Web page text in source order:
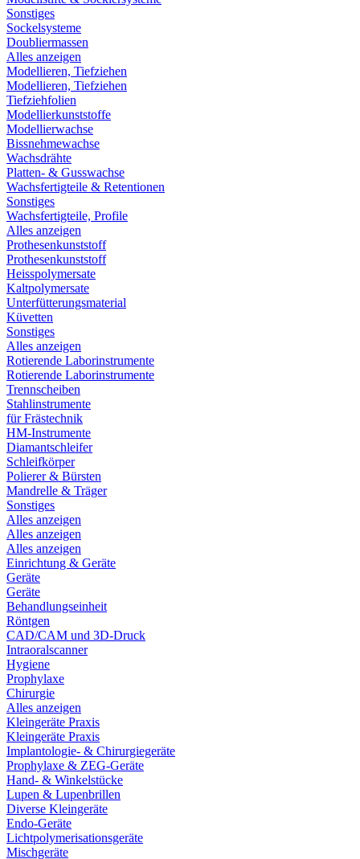
Sonstiges
Sockelsysteme
Doubliermassen
Alles anzeigen
Modellieren, Tiefziehen
Modellieren, Tiefziehen
Tiefziehfolien
Modellierkunststoffe
Modellierwachse
Bissnehmewachse
Wachsdrähte
Platten- & Gusswachse
Wachsfertigteile & Retentionen
Sonstiges
Wachsfertigteile, Profile
Alles anzeigen
Prothesenkunststoff
Prothesenkunststoff
Heisspolymersate
Kaltpolymersate
Unterfütterungsmaterial
Küvetten
Sonstiges
Alles anzeigen
Rotierende Laborinstrumente
Rotierende Laborinstrumente
Trennscheiben
Stahlinstrumente
für Frästechnik
HM-Instrumente
Diamantschleifer
Schleifkörper
Polierer & Bürsten
Mandrelle & Träger
Sonstiges
Alles anzeigen
Alles anzeigen
Alles anzeigen
Einrichtung & Geräte
Geräte
Geräte
Behandlungseinheit
Röntgen
CAD/CAM und 3D-Druck
Intraoralscanner
Hygiene
Prophylaxe
Chirurgie
Alles anzeigen
Kleingeräte Praxis
Kleingeräte Praxis
Implantologie- & Chirurgiegeräte
Prophylaxe & ZEG-Geräte
Hand- & Winkelstücke
Lupen & Lupenbrillen
Diverse Kleingeräte
Endo-Geräte
Lichtpolymerisationsgeräte
Mischgeräte